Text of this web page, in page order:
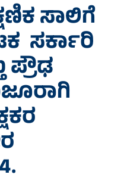
ಸಾಲಿಗೆ
ಸರ್ಕಾರಿ
ಪ್ರೌಢ